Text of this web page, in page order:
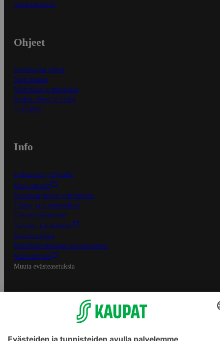
Asiakaspalvelu
Ohjeet
Ensitilaajan ohjeet
Näin maksat
Näin tilaat ja muokkaat
Kaikki ohjeet ja vinkit
In English
Info
S-Business yrityksille
Oiva-raportit
Osuuskauppojen yhteystiedot
Tilaus- ja toimitusehdot
Tietosuojakäytäntö
Palvelun käyttöehdot
Saavutettavuus
Mobiilisovelluksen saavutettavuus
Mainostajalle
Muuta evästeasetuksia
S-ryhmän palvelut